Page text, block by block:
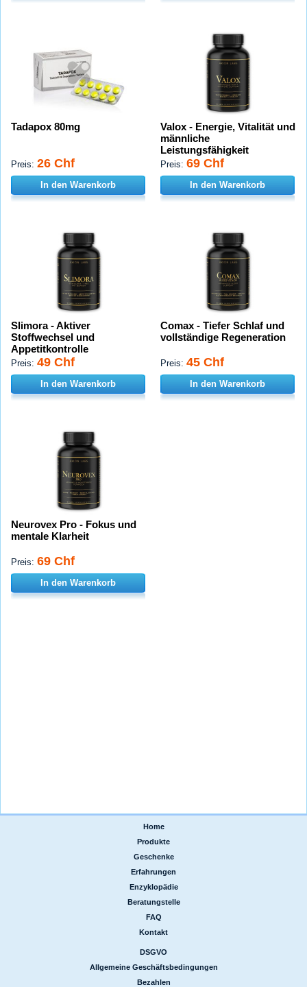
Tadapox 80mg
Preis: 26 Chf
In den Warenkorb
Valox - Energie, Vitalität und
männliche
Leistungsfähigkeit
Preis: 69 Chf
In den Warenkorb
Slimora - Aktiver
Stoffwechsel und
Appetitkontrolle
Preis: 49 Chf
In den Warenkorb
Comax - Tiefer Schlaf und
vollständige Regeneration
Preis: 45 Chf
In den Warenkorb
Neurovex Pro - Fokus und
mentale Klarheit
Preis: 69 Chf
In den Warenkorb
Home
Produkte
Geschenke
Erfahrungen
Enzyklopädie
Beratungstelle
FAQ
Kontakt
DSGVO
Allgemeine Geschäftsbedingungen
Bezahlen